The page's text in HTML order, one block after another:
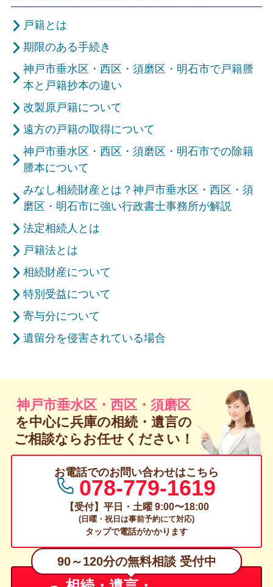
戸籍とは
期限のある手続き
神戸市垂水区・西区・須磨区・明石市で戸籍謄
本と戸籍抄本の違い
改製原戸籍について
遠方の戸籍の取得について
神戸市垂水区・西区・須磨区・明石市での除籍
謄本について
みなし相続財産とは？神戸市垂水区・西区・須
磨区・明石市に強い行政書士事務所が解説
法定相続人とは
戸籍法とは
相続財産について
特別受益について
寄与分について
遺留分を侵害されている場合
神戸市垂水区・西区・須磨区
を中心に兵庫の相続・遺言の
ご相談ならお任せください！
お電話でのお問い合わせはこちら
078-779-1619
【受付】平日・土曜 9:00〜18:00
(日曜・祝日は事前予約にて対応)
タップで電話がかかります
90～120分の無料相談 受付中